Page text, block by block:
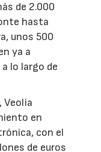
de 2.000
hasta
unos 500
ya a
lo largo de
Veolia
en
con el
de euros